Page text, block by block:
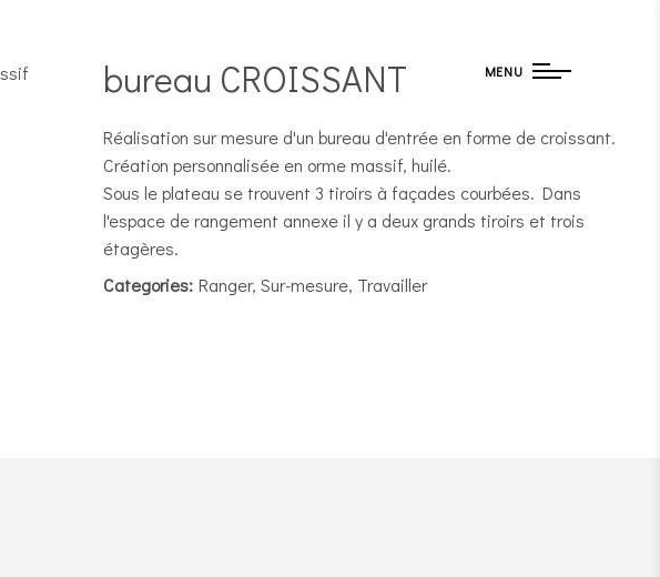
MENU
bureau CROISSANT
Réalisation sur mesure d'un bureau d'entrée en forme de croissant.
Création personnalisée en orme massif, huilé.
Sous le plateau se trouvent 3 tiroirs à façades courbées. Dans
l'espace de rangement annexe il y a deux grands tiroirs et trois
étagères.
Categories: Ranger, Sur-mesure, Travailler